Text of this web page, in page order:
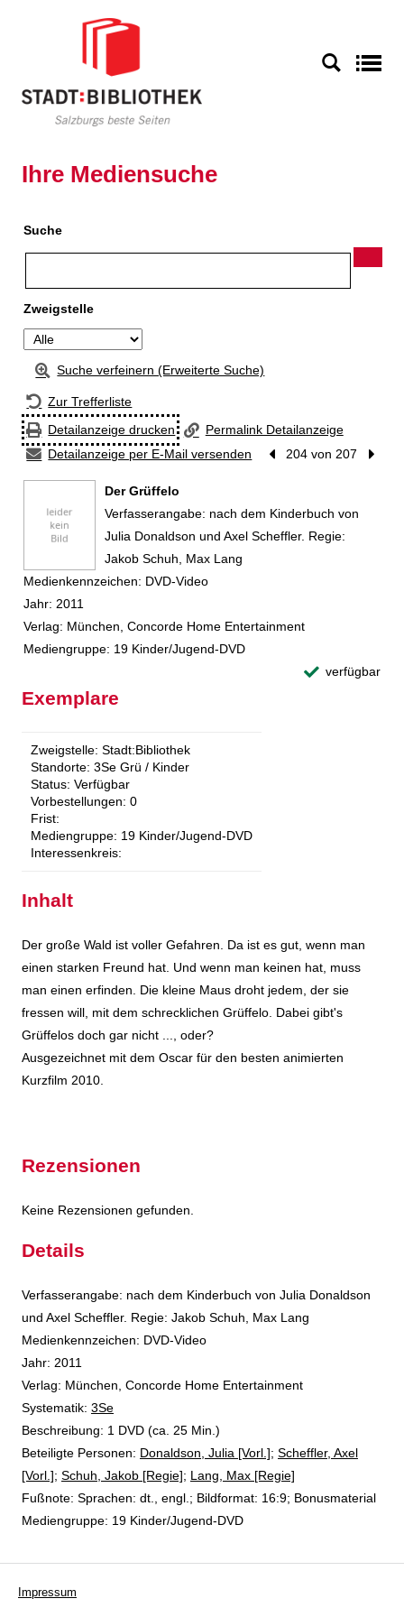
Ihre Mediensuche
Suche
Zweigstelle
Suche verfeinern (Erweiterte Suche)
Zur Trefferliste
Detailanzeige drucken
Permalink Detailanzeige
Detailanzeige per E-Mail versenden
Vorheriger Treffer
204 von 207
Der Grüffelo
Suche nach diesem Verfasser
Verfasserangabe: nach dem Kinderbuch von
Julia Donaldson und Axel Scheffler. Regie:
Jakob Schuh, Max Lang
Medienkennzeichen: DVD-Video
Jahr: 2011
Verlag: München, Concorde Home Entertainment
Mediengruppe: 19 Kinder/Jugend-DVD
verfügbar
Exemplare
Zweigstelle: Stadt:Bibliothek
Standorte: 3Se Grü / Kinder
Status: Verfügbar
Vorbestellungen: 0
Frist:
Mediengruppe: 19 Kinder/Jugend-DVD
Interessenkreis:
Inhalt
Der große Wald ist voller Gefahren. Da ist es gut, wenn man
einen starken Freund hat. Und wenn man keinen hat, muss
man einen erfinden. Die kleine Maus droht jedem, der sie
fressen will, mit dem schrecklichen Grüffelo. Dabei gibt's
Grüffelos doch gar nicht ..., oder?
Ausgezeichnet mit dem Oscar für den besten animierten
Kurzfilm 2010.
Rezensionen
Keine Rezensionen gefunden.
Details
Suche nach diesem Verfasser
Verfasserangabe: nach dem Kinderbuch von Julia Donaldson
und Axel Scheffler. Regie: Jakob Schuh, Max Lang
Medienkennzeichen: DVD-Video
Jahr: 2011
Verlag: München, Concorde Home Entertainment
opens in new tab
Diesen Link in neuem Tab öffnen
Systematik: Suche nach dieser Systematik
3Se
Suche nach diesem Interessenskreis
Beschreibung: 1 DVD (ca. 25 Min.)
Beteiligte Personen: Suche nach dieser Beteiligten Person
Donaldson, Julia [Vorl.]; Scheffler, Axel
[Vorl.]; Schuh, Jakob [Regie]; Lang, Max [Regie]
Fußnote: Sprachen: dt., engl.; Bildformat: 16:9; Bonusmaterial
Mediengruppe: 19 Kinder/Jugend-DVD
Impressum